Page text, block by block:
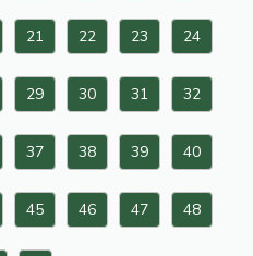
21 22 23 24
29 30 31 32
37 38 39 40
45 46 47 48